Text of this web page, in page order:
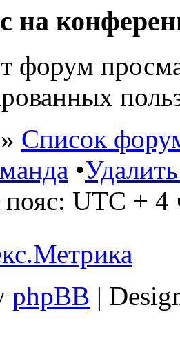
на
форум
» Список
•
UTC + 4
phpBB |